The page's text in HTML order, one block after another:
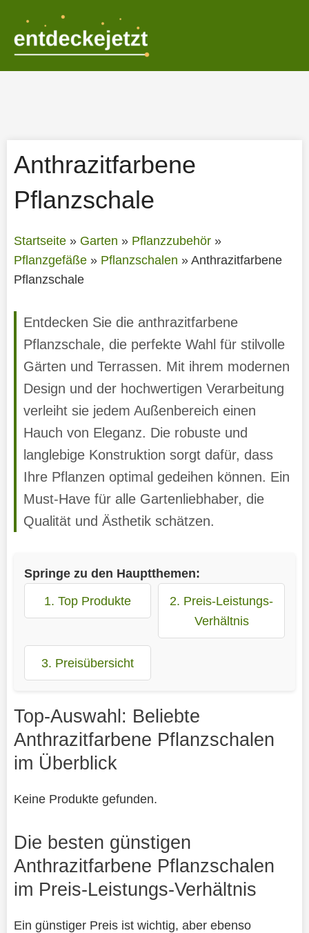
springen
Anthrazitfarbene
Pflanzschale
Startseite» Garten » Pflanzzubehör»
Pflanzgefäße» Pflanzschalen » Anthrazitfarbene
Pflanzschale
Entdecken Sie die anthrazitfarbene
Pflanzschale, die perfekte Wahl für stilvolle
Gärten und Terrassen. Mit ihrem modernen
Design und der hochwertigen Verarbeitung
verleiht sie jedem Außenbereich einen
Hauch von Eleganz. Die robuste und
langlebige Konstruktion sorgt dafür, dass
Ihre Pflanzen optimal gedeihen können. Ein
Must-Have für alle Gartenliebhaber, die
Qualität und Ästhetik schätzen.
Springe zu den Hauptthemen:
1. Top Produkte
2. Preis-Leistungs-
Verhältnis
3. Preisübersicht
Top-Auswahl: Beliebte
Anthrazitfarbene Pflanzschalen
im Überblick
Keine Produkte gefunden.
Die besten günstigen
Anthrazitfarbene Pflanzschalen
im Preis-Leistungs-Verhältnis
Ein günstiger Preis ist wichtig, aber ebenso